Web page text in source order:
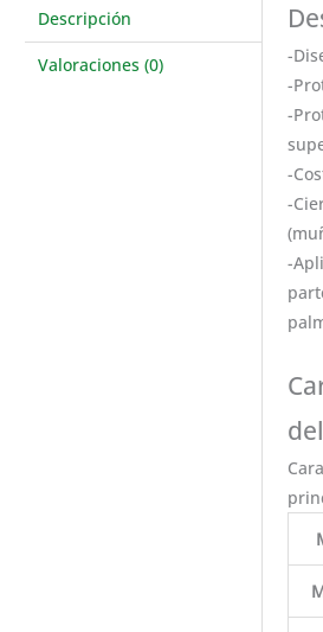
Descripción
Valoraciones (0)
-
-
-
-
-
-